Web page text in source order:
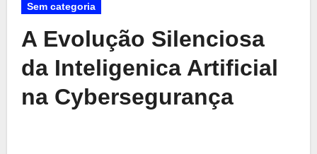
Sem categoria
A Evolução Silenciosa
da Inteligenica Artificial
na Cybersegurança